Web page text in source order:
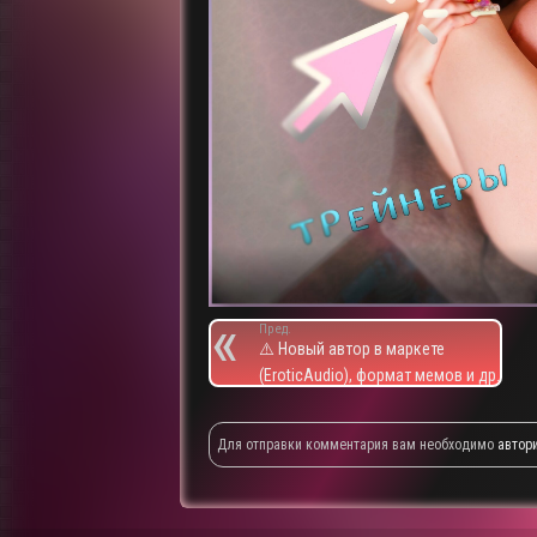
Пред.
⚠️ Новый автор в маркете
(EroticAudio), формат мемов и др.
Для отправки комментария вам необходимо